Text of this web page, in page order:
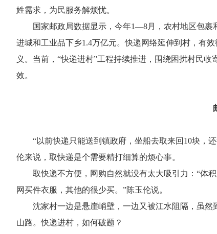
姓需求，为民服务解烦忧。
国家邮政局数据显示，今年1—8月，农村地区包裹
进城和工业品下乡1.4万亿元。快递网络延伸到村，有
义。当前，“快递进村”工程持续推进，围绕困扰村民
效。
“以前快递只能送到镇政府，坐船去取来回10块，
伦来说，取快递是个需要精打细算的烦心事。
取快递不方便，网购自然就没有太大吸引力：“体
网买件衣服，其他的很少买。”陈玉伦说。
沈家村一边是悬崖峭壁，一边又被江水阻隔，虽
山路。快递进村，如何破题？